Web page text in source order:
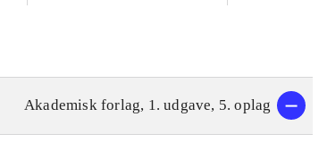
Akademisk forlag, 1. udgave, 5. oplag